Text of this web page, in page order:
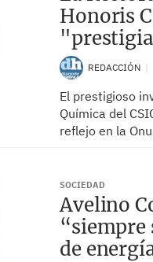
Honoris
REDACCIÓN
El prestigioso
Química del
reflejo en la
SOCIEDAD
Avelino
“siempre
de